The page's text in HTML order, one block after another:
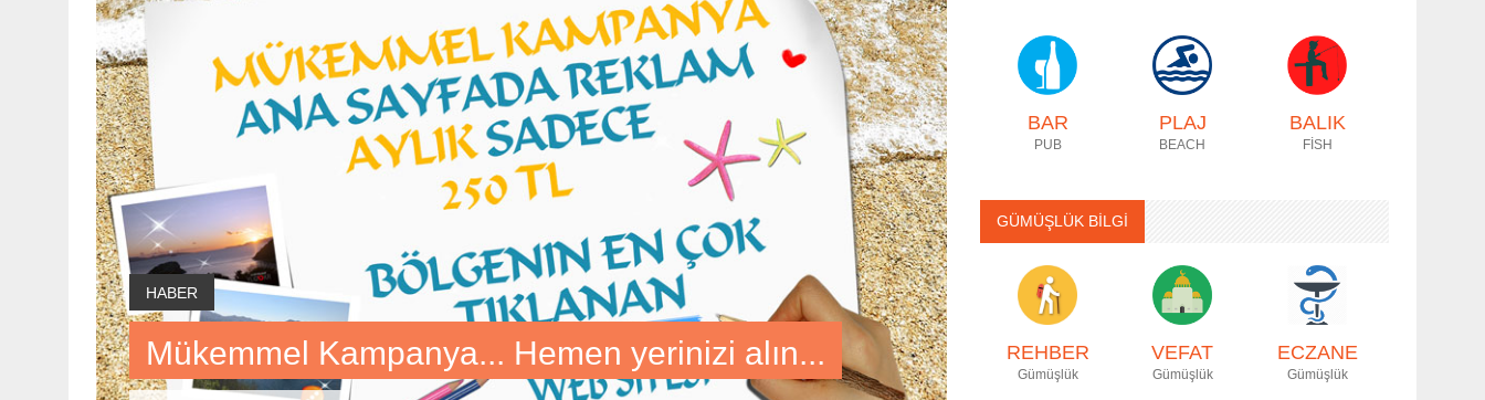
HABER
Mükemmel Kampanya... Hemen yerinizi alın...
BAR
PUB
PLAJ
BEACH
BALIK
FİSH
GÜMÜŞLÜK BİLGİ
REHBER
Gümüşlük
VEFAT
Gümüşlük
ECZANE
Gümüşlük